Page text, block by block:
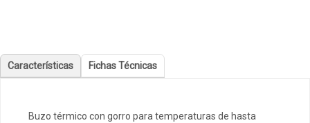
Características Fichas Técnicas
Buzo térmico con gorro para temperaturas de hasta